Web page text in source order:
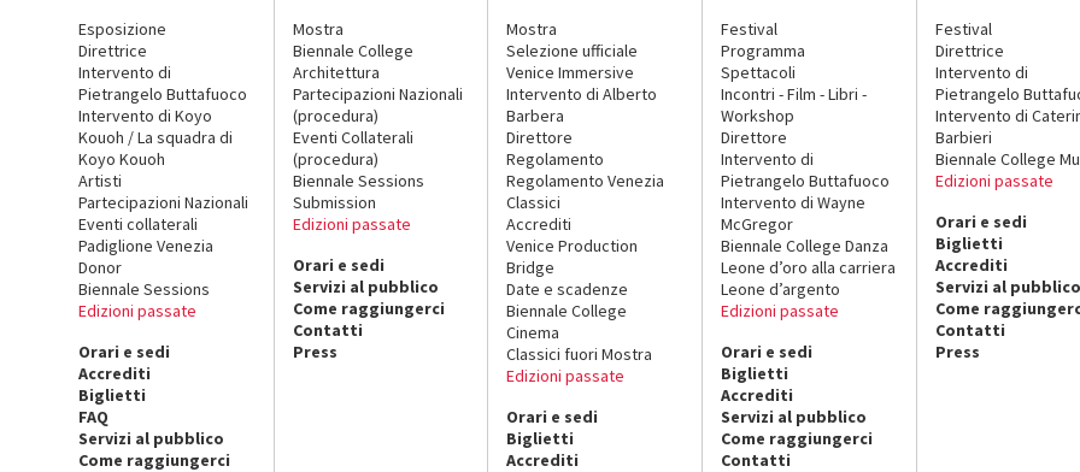
Esposizione
Direttrice
Intervento di
Pietrangelo Buttafuoco
Intervento di Koyo
Kouoh / La squadra di
Koyo Kouoh
Artisti
Partecipazioni Nazionali
Eventi collaterali
Padiglione Venezia
Donor
Biennale Sessions
Edizioni passate
Orari e sedi
Accrediti
Biglietti
FAQ
Servizi al pubblico
Come raggiungerci
Mostra
Biennale College
Architettura
Partecipazioni Nazionali
(procedura)
Eventi Collaterali
(procedura)
Biennale Sessions
Submission
Edizioni passate
Orari e sedi
Servizi al pubblico
Come raggiungerci
Contatti
Press
Mostra
Selezione ufficiale
Venice Immersive
Intervento di Alberto
Barbera
Direttore
Regolamento
Regolamento Venezia
Classici
Accrediti
Venice Production
Bridge
Date e scadenze
Biennale College
Cinema
Classici fuori Mostra
Edizioni passate
Orari e sedi
Biglietti
Accrediti
Festival
Programma
Spettacoli
Incontri - Film - Libri -
Workshop
Direttore
Intervento di
Pietrangelo Buttafuoco
Intervento di Wayne
McGregor
Biennale College Danza
Leone d’oro alla carriera
Leone d’argento
Edizioni passate
Orari e sedi
Biglietti
Accrediti
Servizi al pubblico
Come raggiungerci
Contatti
Festival
Direttrice
Intervento di
Pietrangelo
Intervento di
Barbieri
Biennale College
Edizioni passate
Orari e sedi
Biglietti
Accrediti
Servizi al pubblico
Come
Contatti
Press